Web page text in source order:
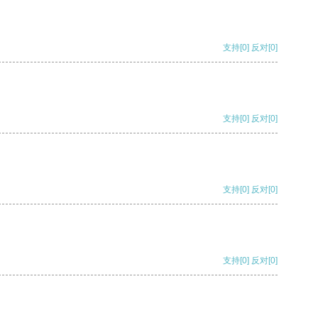
支持[0] 反对[0]
支持[0] 反对[0]
支持[0] 反对[0]
支持[0] 反对[0]